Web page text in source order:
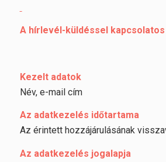
A hírlevél-küldéssel
Kezelt adatok
Név, e-mail cím
Az adatkezelés időtartama
Az érintett hozzájárulásának
Az adatkezelés jogalapja